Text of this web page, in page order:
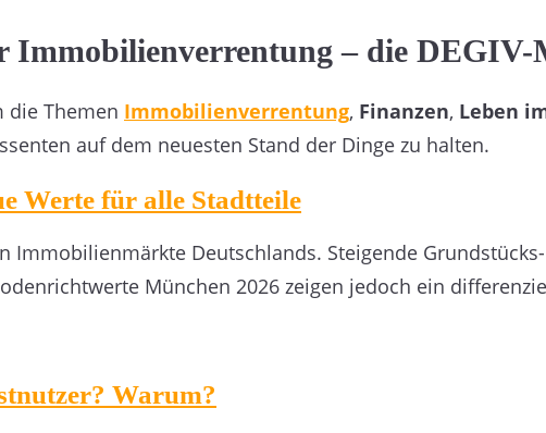
Immobilienverrentung – die DEGIV-
die Themen Immobilienverrentung, Finanzen, Leben
auf dem neuesten Stand der Dinge zu halten.
Werte für alle Stadtteile
Immobilienmärkte Deutschlands. Steigende
München 2026 zeigen jedoch ein
Warum?